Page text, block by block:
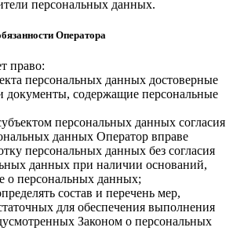
персональных данных.
Оператора
право:
персональных данных достоверные
содержащие персональные
персональных данных согласия
данных Оператор вправе
персональных данных без согласия
данных при наличии оснований,
о персональных данных;
состав и перечень мер,
для обеспечения выполнения
Законом о персональных